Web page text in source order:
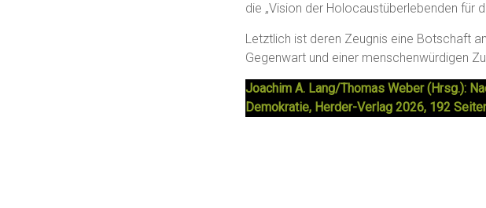
die „Vision der Holocaustüberlebenden für
Letztlich ist deren Zeugnis eine Botschaft
Gegenwart und einer menschenwürdigen
Joachim A. Lang/Thomas Weber (Hrsg.):
Demokratie, Herder-Verlag 2026, 192